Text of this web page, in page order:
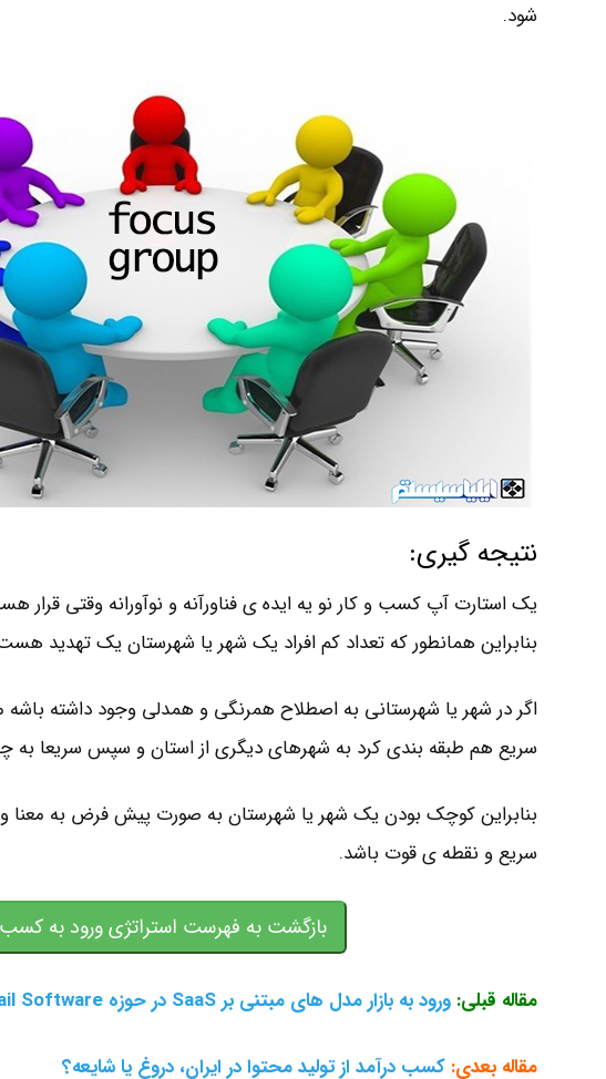
شود.
نتیجه گیری:
بنابراین همانطور که تعداد کم افراد یک شهر یا شهرستان یک تهدید
اگر در شهر یا شهرستانی به اصطلاح همرنگی و همدلی وجود داشته باشه
سریع هم طبقه بندی کرد به شهرهای دیگری از استان و سپس سریعا به
بنابراین کوچک بودن یک شهر یا شهرستان به صورت پیش فرض به
سریع و نقطه ی قوت باشد.
بازگشت به فهرست استراتژی ورود به
مقاله قبلی: ورود به بازار مدل های مبتنی بر SaaS در حوزه EMail Software
مقاله بعدی: کسب درآمد از تولید محتوا در ایران، دروغ یا شایعه؟